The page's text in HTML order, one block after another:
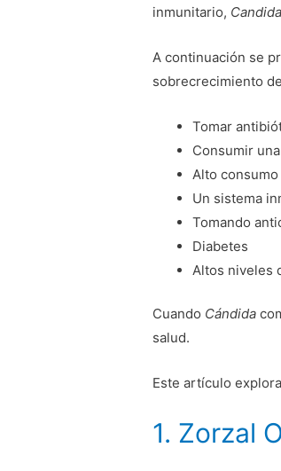
inmunitario, Candida
A continuación se
sobrecrecimiento de
Tomar
Consumir
Alto
Un sistema
Tomando
Diabetes
Altos niveles
Cuando Cándida
salud.
Este artículo
1. Zorzal